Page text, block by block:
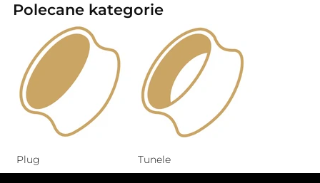
Polecane kategorie
Plug Tunele